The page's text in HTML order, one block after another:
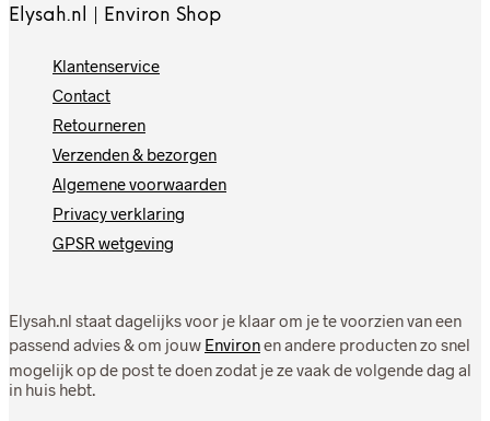
Elysah.nl | Environ Shop
Klantenservice
Contact
Retourneren
Verzenden & bezorgen
Algemene voorwaarden
Privacy verklaring
GPSR wetgeving
Elysah.nl staat dagelijks voor je klaar om je te voorzien van een
passend advies & om jouw Environen andere producten zo snel
mogelijk op de post te doen zodat je ze vaak de volgende dag al
in huis hebt.